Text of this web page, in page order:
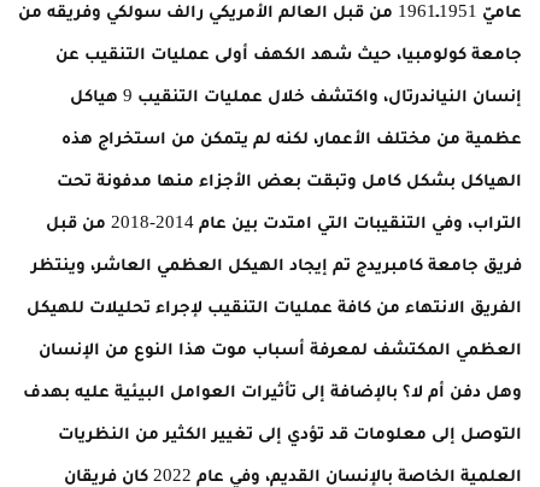
عاميّ 1951ـ1961 من قبل العالم الأمريكي رالف سولكي وفريقه من
جامعة كولومبيا، حيث شهد الكهف أولى عمليات التنقيب عن
إنسان النياندرتال، واكتشف خلال عمليات التنقيب 9 هياكل
عظمية من مختلف الأعمار، لكنه لم يتمكن من استخراج هذه
الهياكل بشكل كامل وتبقت بعض الأجزاء منها مدفونة تحت
التراب، وفي التنقيبات التي امتدت بين عام 2014-2018 من قبل
فريق جامعة كامبريدج تم إيجاد الهيكل العظمي العاشر، وينتظر
الفريق الانتهاء من كافة عمليات التنقيب لإجراء تحليلات للهيكل
العظمي المكتشف لمعرفة أسباب موت هذا النوع من الإنسان
وهل دفن أم لا؟ بالإضافة إلى تأثيرات العوامل البيئية عليه بهدف
التوصل إلى معلومات قد تؤدي إلى تغيير الكثير من النظريات
العلمية الخاصة بالإنسان القديم، وفي عام 2022 كان فريقان